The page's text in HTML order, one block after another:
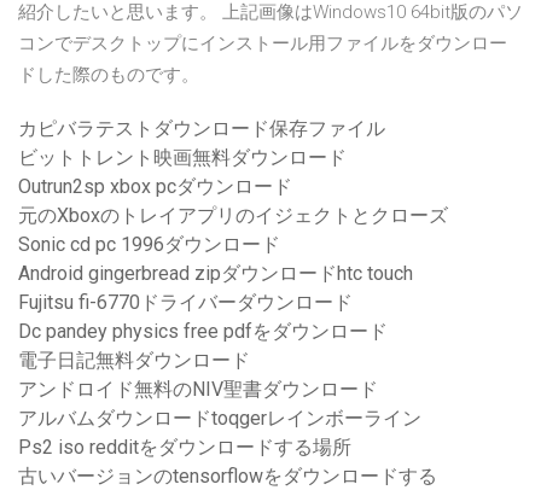
紹介したいと思います。 上記画像はWindows10 64bit版のパソ
コンでデスクトップにインストール用ファイルをダウンロー
ドした際のものです。
カピバラテストダウンロード保存ファイル
ビットトレント映画無料ダウンロード
Outrun2sp xbox pcダウンロード
元のXboxのトレイアプリのイジェクトとクローズ
Sonic cd pc 1996ダウンロード
Android gingerbread zipダウンロードhtc touch
Fujitsu fi-6770ドライバーダウンロード
Dc pandey physics free pdfをダウンロード
電子日記無料ダウンロード
アンドロイド無料のNIV聖書ダウンロード
アルバムダウンロードtoqgerレインボーライン
Ps2 iso redditをダウンロードする場所
古いバージョンのtensorflowをダウンロードする